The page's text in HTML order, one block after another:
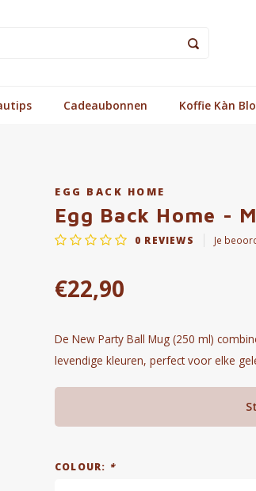
Cadeaubonnen Koffie Kàn
EGG BACK HOME
Egg Back Home -
0 REVIEWS Je
€22,90
De New Party Ball Mug (250 ml)
levendige kleuren, perfect voor elke
COLOUR: *